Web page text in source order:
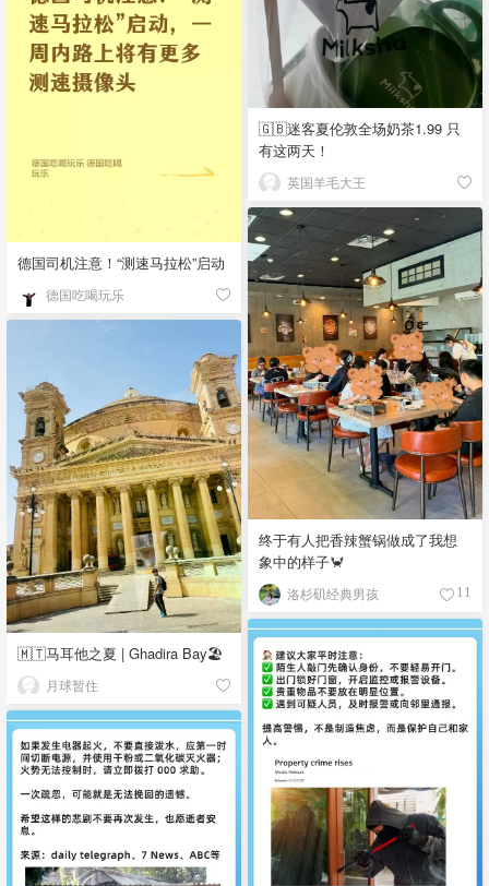
🇬🇧迷客夏伦敦全场奶茶1.99 只
有这两天！
英国羊毛大王
德国司机注意！“测速马拉松”启动
德国吃喝玩乐
终于有人把香辣蟹锅做成了我想
象中的样子🦀
洛杉矶经典男孩 11
🇲🇹马耳他之夏 | Ghadira Bay🏖️
月球暂住